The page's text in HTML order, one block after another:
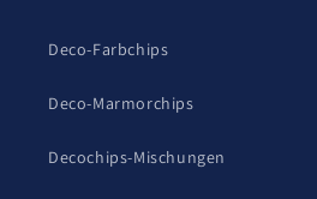
Deco-Farbchips
Deco-Marmorchips
Decochips-Mischungen